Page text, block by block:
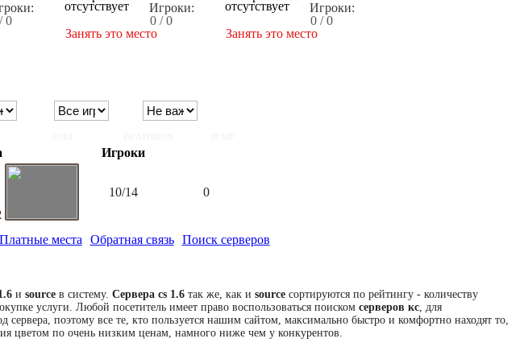
0
Игроки:
0 / 0
Занять это место
Игроки:
0 / 0
Занять это место
Игроки
10/14 0
Платные места Обратная связь Поиск серверов
и source в систему. Сервера cs 1.6 так же, как и source сортируются по рейтингу - количеству
услуги. Любой посетитель имеет право воспользоваться поиском серверов кс, для
поэтому все те, кто пользуется нашим сайтом, максимально быстро и комфортно находят то,
цветом по очень низким ценам, намного ниже чем у конкурентов.